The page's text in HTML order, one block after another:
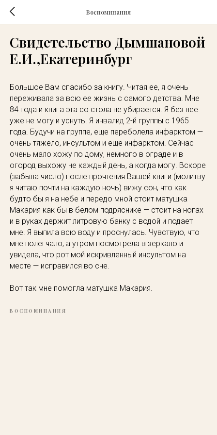
Воспоминания
Свидетельство Дымшановой
Е.И.,Екатеринбург
Большое Вам спасибо за книгу. Читая ее, я очень
переживала за всю ее жизнь с самого детства. Мне
84 года и книга эта со стола не убирается. Я без нее
уже не могу и уснуть. Я инвалид 2-й группы с 1965
года. Будучи на группе, еще переболела инфарктом —
очень тяжело, инсультом и еще инфарктом. Сейчас
очень мало хожу по дому, немного в ограде и в
огород выхожу не каждый день, а когда могу. Вскоре
(забыла число) после прочтения Вашей книги (молитву
я читаю почти на каждую ночь) вижу сон, что как
будто бы я на небе и передо мной стоит матушка
Макария как бы в белом подряснике — стоит на ногах
и в руках держит литровую банку с водой и подает
мне. Я выпила всю воду и проснулась. Чувствую, что
мне полегчало, а утром посмотрела в зеркало и
увидела, что рот мой искривленный инсультом на
месте — исправился во сне.
Вот так мне помогла матушка Макария.
ВОСПОМИНАНИЯ